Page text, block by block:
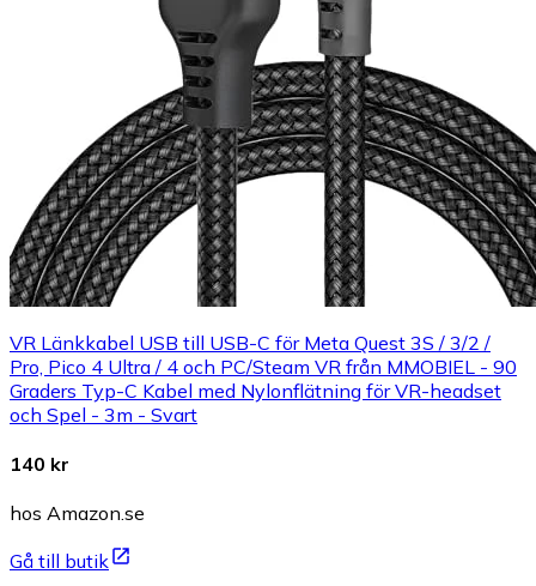
VR Länkkabel USB till USB-C för Meta Quest 3S / 3/2 /
Pro, Pico 4 Ultra / 4 och PC/Steam VR från MMOBIEL - 90
Graders Typ-C Kabel med Nylonflätning för VR-headset
och Spel - 3m - Svart
140 kr
hos Amazon.se
Gå till butik